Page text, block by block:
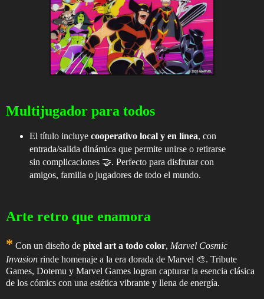
Multijugador para todos
El título incluye cooperativo local y en línea, con
entrada/salida dinámica que permite unirse o retirarse
sin complicaciones 🤝. Perfecto para disfrutar con
amigos, familia o jugadores de todo el mundo.
Arte retro que enamora
* Con un diseño de pixel art a todo color, Marvel Cosmic
Invasion rinde homenaje a la era dorada de Marvel 🎨. Tribute
Games, Dotemu y Marvel Games logran capturar la esencia clásica
de los cómics con una estética vibrante y llena de energía.